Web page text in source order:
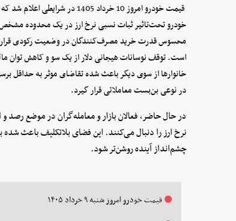
قیمت خودرو امروز 10 خرداد 1405 در شرایطی اعلام شد که
خودرو تحت‌تاثیر ثبات نسبی نرخ ارز در یک محدوده
محسوس قدرت خرید مصرف‌کنندگان در وضعیت رکودی قرار
است. توقف نوسانات هیجانی دلار از یک سو و کاهش توان
خانوارها از سوی دیگر باعث شده تقاضای موثر به حداقل
در نوعی بن‌بست معاملاتی قرار گیرد.
در حال حاضر، فعالان بازار و معامله‌گران در موضع رصد
نرخ ارز را دنبال می‌کنند. این فضای بلاتکلیف باعث شده
چشم‌انداز آینده روشن‌تر شود.
قیمت خودرو امروز شنبه ۹ خرداد ۱۴۰۵